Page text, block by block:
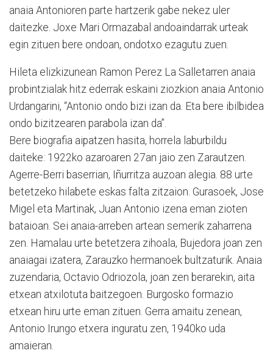
anaia Antonioren parte hartzerik gabe nekez uler
daitezke. Joxe Mari Ormazabal andoaindarrak urteak
egin zituen bere ondoan, ondotxo ezagutu zuen.
Hileta elizkizunean Ramon Perez La Salletarren anaia
probintzialak hitz ederrak eskaini ziozkion anaia Antonio
Urdangarini, “Antonio ondo bizi izan da. Eta bere ibilbidea
ondo bizitzearen parabola izan da”.
Bere biografia aipatzen hasita, horrela laburbildu
daiteke: 1922ko azaroaren 27an jaio zen Zarautzen.
Agerre-Berri baserrian, Iñurritza auzoan alegia. 88 urte
betetzeko hilabete eskas falta zitzaion. Gurasoek, Jose
Migel eta Martinak, Juan Antonio izena eman zioten
bataioan. Sei anaia-arreben artean semerik zaharrena
zen. Hamalau urte betetzera zihoala, Bujedora joan zen
anaiagai izatera, Zarauzko hermanoek bultzaturik. Anaia
zuzendaria, Octavio Odriozola, joan zen berarekin, aita
etxean atxilotuta baitzegoen. Burgosko formazio
etxean hiru urte eman zituen. Gerra amaitu zenean,
Antonio Irungo etxera inguratu zen, 1940ko uda
amaieran.